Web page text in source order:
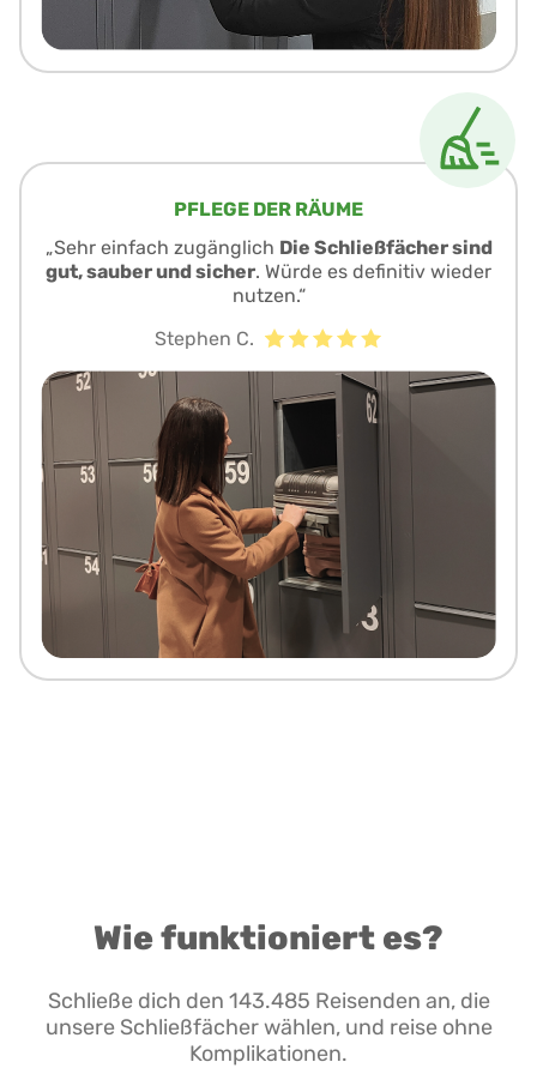
PFLEGE DER RÄUME
„Sehr einfach zugänglich Die Schließfächer sind
gut, sauber und sicher. Würde es definitiv wieder
nutzen.“
Stephen C.
Wie funktioniert es?
Schließe dich den 143.485 Reisenden an, die
unsere Schließfächer wählen, und reise ohne
Komplikationen.